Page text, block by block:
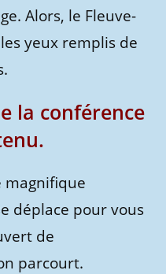
Alors, le Fleuve-
yeux remplis de
la conférence
magnifique
déplace pour vous
de
parcourt.